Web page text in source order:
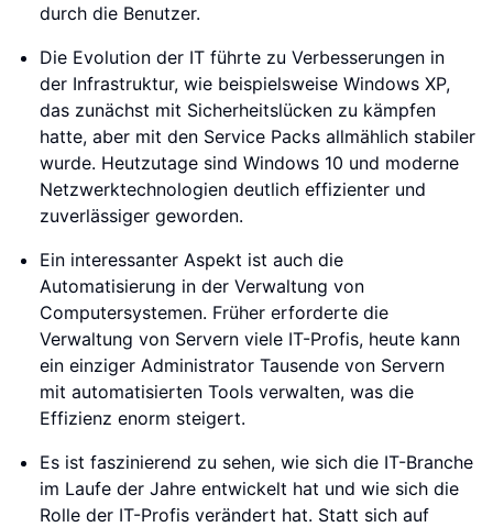
durch die Benutzer.
Die Evolution der IT führte zu Verbesserungen in
der Infrastruktur, wie beispielsweise Windows XP,
das zunächst mit Sicherheitslücken zu kämpfen
hatte, aber mit den Service Packs allmählich stabiler
wurde. Heutzutage sind Windows 10 und moderne
Netzwerktechnologien deutlich effizienter und
zuverlässiger geworden.
Ein interessanter Aspekt ist auch die
Automatisierung in der Verwaltung von
Computersystemen. Früher erforderte die
Verwaltung von Servern viele IT-Profis, heute kann
ein einziger Administrator Tausende von Servern
mit automatisierten Tools verwalten, was die
Effizienz enorm steigert.
Es ist faszinierend zu sehen, wie sich die IT-Branche
im Laufe der Jahre entwickelt hat und wie sich die
Rolle der IT-Profis verändert hat. Statt sich auf